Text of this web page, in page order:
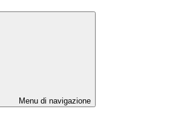
Menu di navigazione